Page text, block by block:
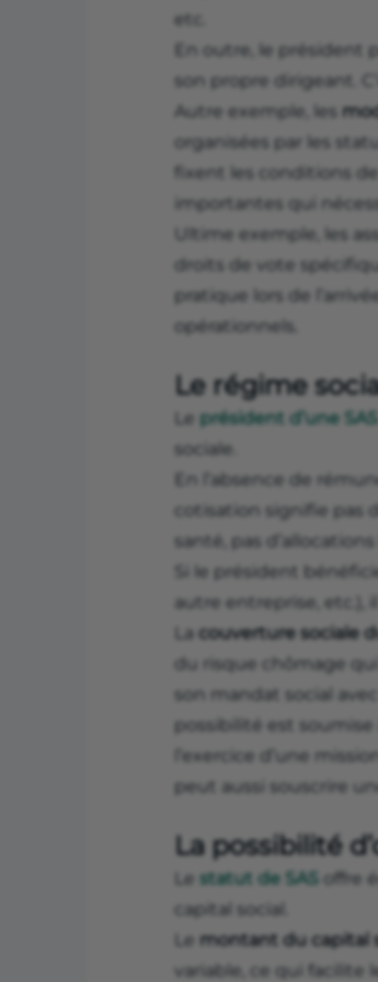
etc.
En outre, le président
son propre dirigeant.
Autre exemple, les
organisées par les
fixent les conditions
importantes qui
Ultime exemple, les
droits de vote
pratique lors de
opérationnels.
Le régime
Le président d’une SAS
sociale.
En l’absence de
cotisation signifie pas
santé, pas
Si le président
autre entreprise, etc.),
La couverture sociale
du risque chômage
son mandat social
possibilité est
l’exercice d’une
peut aussi souscrire
La possibilité
Le statut de SAS offre
capital social.
Le montant du capital
variable, ce qui facilite